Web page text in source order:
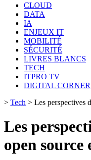
CLOUD
DATA
IA
ENJEUX IT
MOBILITÉ
SÉCURITÉ
LIVRES BLANCS
TECH
ITPRO TV
DIGITAL CORNER
> Tech > Les perspectives
Les
open source